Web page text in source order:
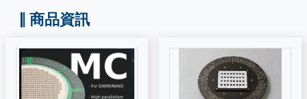
商品資訊